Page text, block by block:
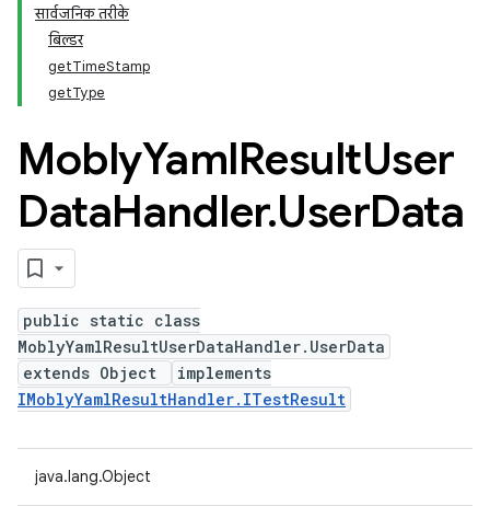
सार्वजनिक तरीके
बिल्डर
getTimeStamp
getType
MoblyYamlResultUser
DataHandler.UserData
public static class
MoblyYamlResultUserDataHandler.UserData
extends Object
implements
IMoblyYamlResultHandler.ITestResult
java.lang.Object